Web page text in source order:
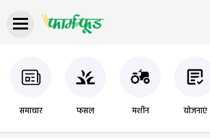
समाचार फसल मशीन योजनाएं